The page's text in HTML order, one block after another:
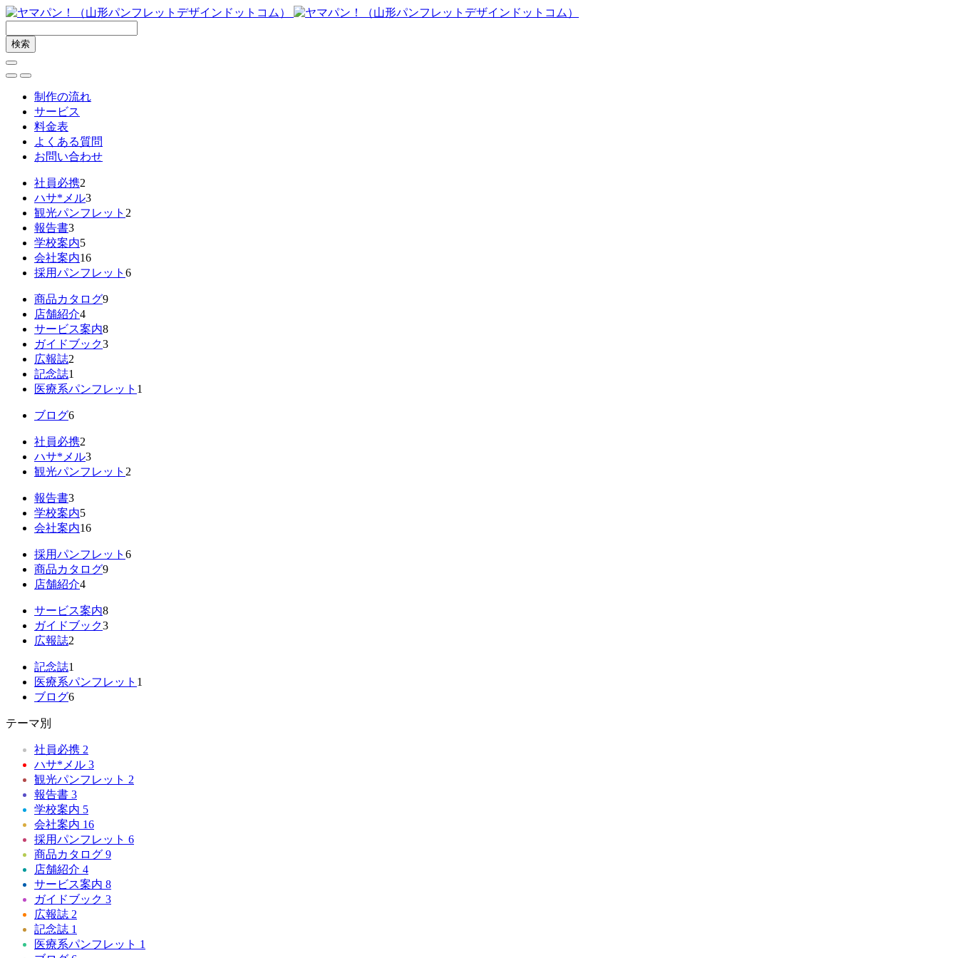
制作の流れ
サービス
料金表
よくある質問
お問い合わせ
社員必携2
ハサ*メル3
観光パンフレット 2
報告書3
学校案内5
会社案内16
採用パンフレット 6
商品カタログ9
店舗紹介4
サービス案内8
ガイドブック3
広報誌2
記念誌1
医療系パンフレット 1
ブログ6
社員必携2
ハサ*メル3
観光パンフレット 2
報告書3
学校案内5
会社案内16
採用パンフレット 6
商品カタログ9
店舗紹介4
サービス案内8
ガイドブック3
広報誌2
記念誌1
医療系パンフレット 1
ブログ6
テーマ別
社員必携 2
ハサ*メル 3
観光パンフレット 2
報告書 3
学校案内 5
会社案内 16
採用パンフレット 6
商品カタログ 9
店舗紹介 4
サービス案内 8
ガイドブック 3
広報誌 2
記念誌 1
医療系パンフレット 1